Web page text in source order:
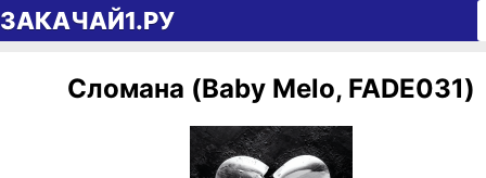
Перейти к содержимому
ЗАКАЧАЙ1.РУ
Сломана (Baby Melo, FADE031)